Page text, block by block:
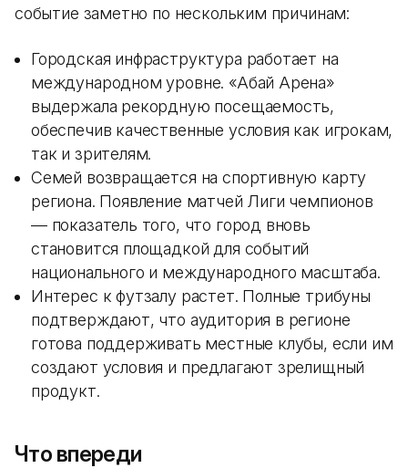
событие заметно по нескольким причинам:
Городская инфраструктура работает на
международном уровне. «Абай Арена»
выдержала рекордную посещаемость,
обеспечив качественные условия как игрокам,
так и зрителям.
Семей возвращается на спортивную карту
региона. Появление матчей Лиги чемпионов
— показатель того, что город вновь
становится площадкой для событий
национального и международного масштаба.
Интерес к футзалу растет. Полные трибуны
подтверждают, что аудитория в регионе
готова поддерживать местные клубы, если им
создают условия и предлагают зрелищный
продукт.
Что впереди